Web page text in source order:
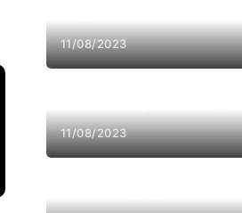
11/08/2023
11/08/2023